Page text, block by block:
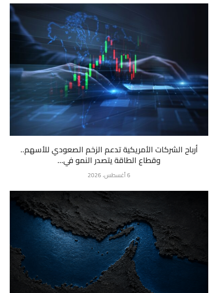
أرباح الشركات الأمريكية تدعم الزخم الصعودي للأسهم..
وقطاع الطاقة يتصدر النمو في...
6 أغسطس، 2026